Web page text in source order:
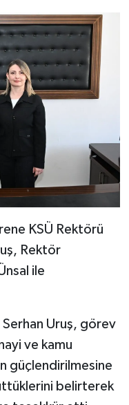
KSÜ Rektörü
Rektör
ile
Uruş, görev
ve kamu
güçlendirilmesine
belirterek